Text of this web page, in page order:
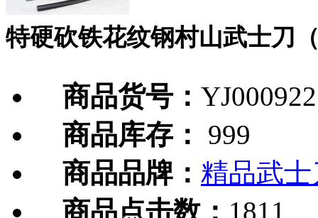
特硬砍铁花纹钢村山武士刀
商品货号： YJ000922
商品库存：
999
商品品牌： 精品武士
商品点击数： 1811